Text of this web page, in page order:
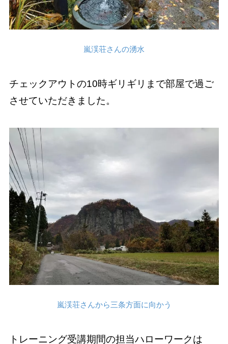
嵐渓荘さんの湧水
チェックアウトの10時ギリギリまで部屋で過ご
させていただきました。
嵐渓荘さんから三条方面に向かう
トレーニング受講期間の担当ハローワークは